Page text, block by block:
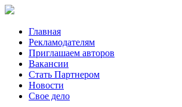
Главная
Рекламодателям
Приглашаем авторов
Вакансии
Стать Партнером
Новости
Свое дело